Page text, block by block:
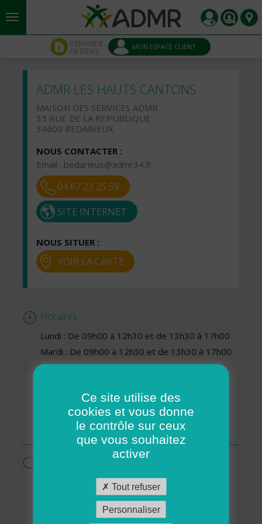
Aller au contenu principal
DEMANDE
DE DEVIS MON ESPACE CLIENT
ADMR LES HAUTS CANTONS
MAISON DES SERVICES ADMR
35 RUE DE LA REPUBLIQUE
34600 BEDARIEUX
NOUS CONTACTER :
Email : bedarieux@admr34.fr
04 67 23 25 59
SITE INTERNET
NOUS SITUER :
VOIR LA CARTE
Horaires
Lundi : De 09h00 à 12h30 et de 13h30 à 17h00
Mardi : De 09h00 à 12h30 et de 13h30 à 17h00
Mercredi : De 09h00 à 12h30 et de 13h30 à
Jeudi : De 09h00 à 12h30 et de 13h30 à 17h00
Vendredi : De 09h00 à 12h30 et de 13h30 à
Services proposés par cette association
Garde d’enfants à domicile
Livraisons de repas
Ménage - Repassage
Panneau de gestion des cookies
Ce site utilise des
cookies et vous donne
le contrôle sur ceux
que vous souhaitez
activer
Tout refuser
Personnaliser